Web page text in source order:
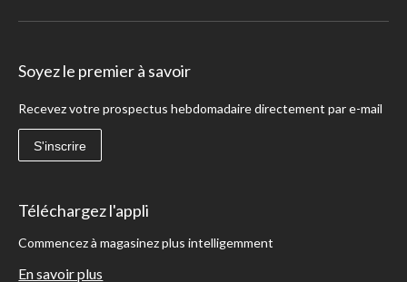
Soyez le premier à savoir
Recevez votre prospectus hebdomadaire directement par e-mail
S'inscrire
Téléchargez l'appli
Commencez à magasinez plus intelligemment
En savoir plus